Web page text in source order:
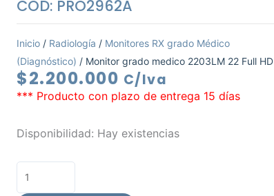
COD: PRO2962A
Inicio / Radiología / Monitores RX grado Médico
(Diagnóstico) / Monitor grado medico 2203LM 22 Full HD
$2.200.000 C/Iva
*** Producto con plazo de entrega 15 días
Disponibilidad: Hay existencias
Monitor
medico